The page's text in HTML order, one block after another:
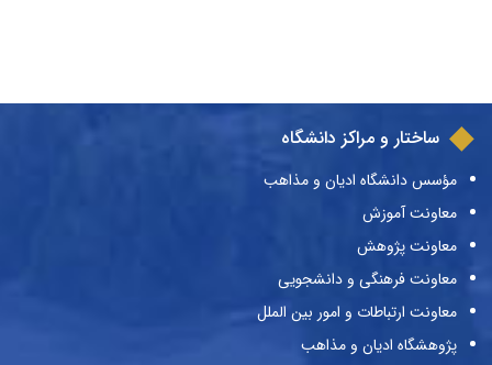
ساختار و مراکز دانشگاه
مؤسس دانشگاه ادیان و مذاهب
معاونت آموزش
معاونت پژوهش
معاونت فرهنگی و دانشجویی
معاونت ارتباطات و امور بین الملل
پژوهشگاه ادیان و مذاهب